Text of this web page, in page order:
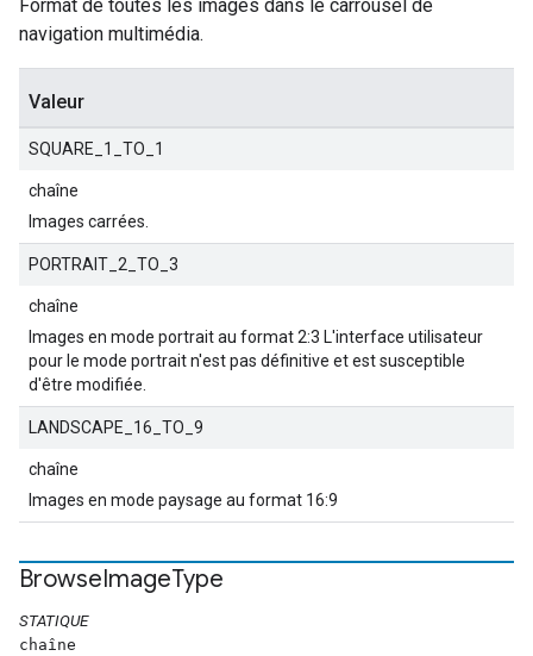
Format de toutes les images dans le carrousel de
navigation multimédia.
Valeur
SQUARE_1_TO_1
chaîne
Images carrées.
PORTRAIT_2_TO_3
chaîne
Images en mode portrait au format 2:3 L'interface utilisateur
pour le mode portrait n'est pas définitive et est susceptible
d'être modifiée.
LANDSCAPE_16_TO_9
chaîne
Images en mode paysage au format 16:9
BrowseImageType
STATIQUE
chaîne